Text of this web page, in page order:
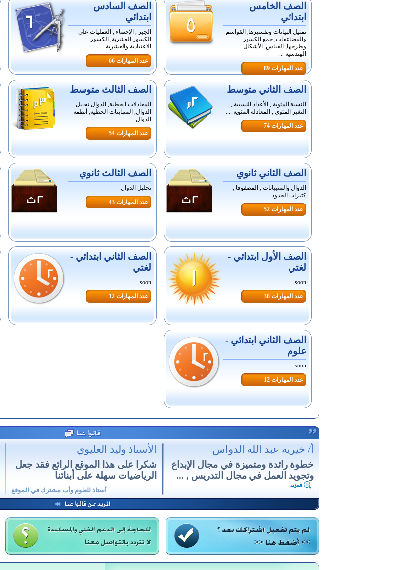
الصف الخامس
ابتدائي
تمثيل البيانات وتفسيرها, القواسم
والمضاعفات, جمع الكسور
وطرحها, القياس, الأشكال
الهندسية ...
عدد المهارات 89
الصف السادس
ابتدائي
الجبر , الإحصاء , العمليات على
الكسور العشرية, الكسور
الاعتيادية والعشرية
عدد المهارات 66
الصف الثاني متوسط
النسبة المئوية , الأعداد النسبية ,
التغير المئوي , المعادلة المئوية ....
عدد المهارات 74
الصف الثالث متوسط
المعادلات الخطية, الدوال تحليل
الدوال, المتباينات الخطية, أنظمة
الدوال ..
عدد المهارات 54
الصف الثاني ثانوي
الدوال والمتبيانات , المصفوفا ,
كثيرات الحدود ...
عدد المهارات 52
الصف الثالث ثانوي
تحليل الدوال
عدد المهارات 43
الصف الأول ابتدائي -
لغتي
soon
عدد المهارات 38
الصف الثاني ابتدائي -
لغتي
soon
عدد المهارات 12
الصف الثاني ابتدائي -
علوم
soon
عدد المهارات 12
أ/ خيرية عبد الله الدواس
خطوة رائدة ومتميزة في مجال الإبداع
وتجويد العمل في مجال التدريس , ...
الأستاذ وليد العليوي
شكرا على هذا الموقع الرائع فقد جعل
الرياضيات سهلة على أبنائنا
أستاذ للعلوم وأب مشترك في الموقع